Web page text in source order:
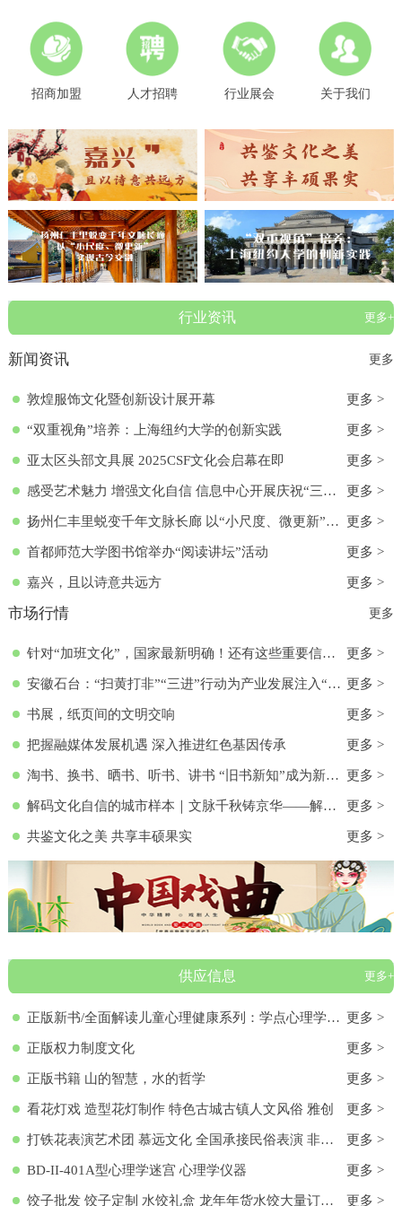
招商加盟 人才招聘 行业展会 关于我们
行业资讯 更多+
新闻资讯 更多
敦煌服饰文化暨创新设计展开幕 更多 >
“双重视角”培养：上海纽约大学的创新实践 更多 >
亚太区头部文具展 2025CSF文化会启幕在即 更多 >
感受艺术魅力 增强文化自信 信息中心开展庆祝“三八”国际妇女节活动 更多 >
扬州仁丰里蜕变千年文脉长廊 以“小尺度、微更新”实现古今交融 更多 >
首都师范大学图书馆举办“阅读讲坛”活动 更多 >
嘉兴，且以诗意共远方 更多 >
市场行情 更多
针对“加班文化”，国家最新明确！还有这些重要信息→ 更多 >
安徽石台：“扫黄打非”“三进”行动为产业发展注入“清流” 更多 >
书展，纸页间的文明交响 更多 >
把握融媒体发展机遇 深入推进红色基因传承 更多 >
淘书、换书、晒书、听书、讲书 “旧书新知”成为新文化时尚 更多 >
解码文化自信的城市样本｜文脉千秋铸京华——解码首都北京的文化自信样本 更多 >
共鉴文化之美 共享丰硕果实 更多 >
供应信息 更多+
正版新书/全面解读儿童心理健康系列：学点心理学9787572136313 正版新书/全面解读儿童心理健康系列：学点心理学 更多 >
正版权力制度文化 更多 >
正版书籍 山的智慧，水的哲学 更多 >
看花灯戏 造型花灯制作 特色古城古镇人文风俗 雅创 更多 >
打铁花表演艺术团 慕远文化 全国承接民俗表演 非物质文化遗产 更多 >
BD-II-401A型心理学迷宫 心理学仪器 更多 >
饺子批发 饺子定制 水饺礼盒 龙年年货水饺大量订购 各种馅料饺子 饺子批发 饺子定制 水饺礼盒 龙年年货水饺大量订购 各种馅料饺子 更多 >